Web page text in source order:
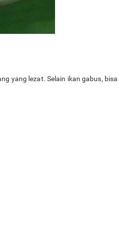
yang lezat. Selain ikan gabus, bisa